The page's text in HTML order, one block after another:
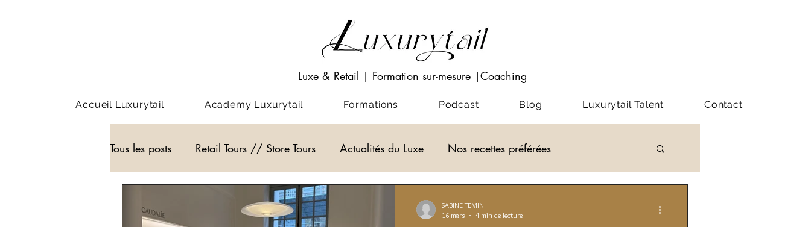
Luxe & Retail | Formation sur-mesure |Coaching
Accueil Luxurytail Academy Luxurytail Formations Podcast Blog Luxurytail Talent Contact
Tous les posts Retail Tours // Store Tours Actualités du Luxe Nos recettes préférées
Visio-conférences Musées - Expositions
SABINE TEMIN
16 mars
4 min de lecture